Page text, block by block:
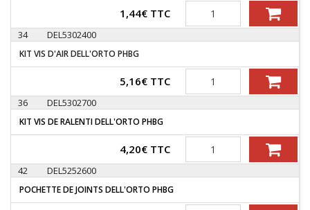
1,44€ TTC Quantité
34 DEL5302400
KIT VIS D'AIR DELL'ORTO PHBG
5,16€ TTC Quantité
36 DEL5302700
KIT VIS DE RALENTI DELL'ORTO PHBG
4,20€ TTC Quantité
42 DEL5252600
POCHETTE DE JOINTS DELL'ORTO PHBG